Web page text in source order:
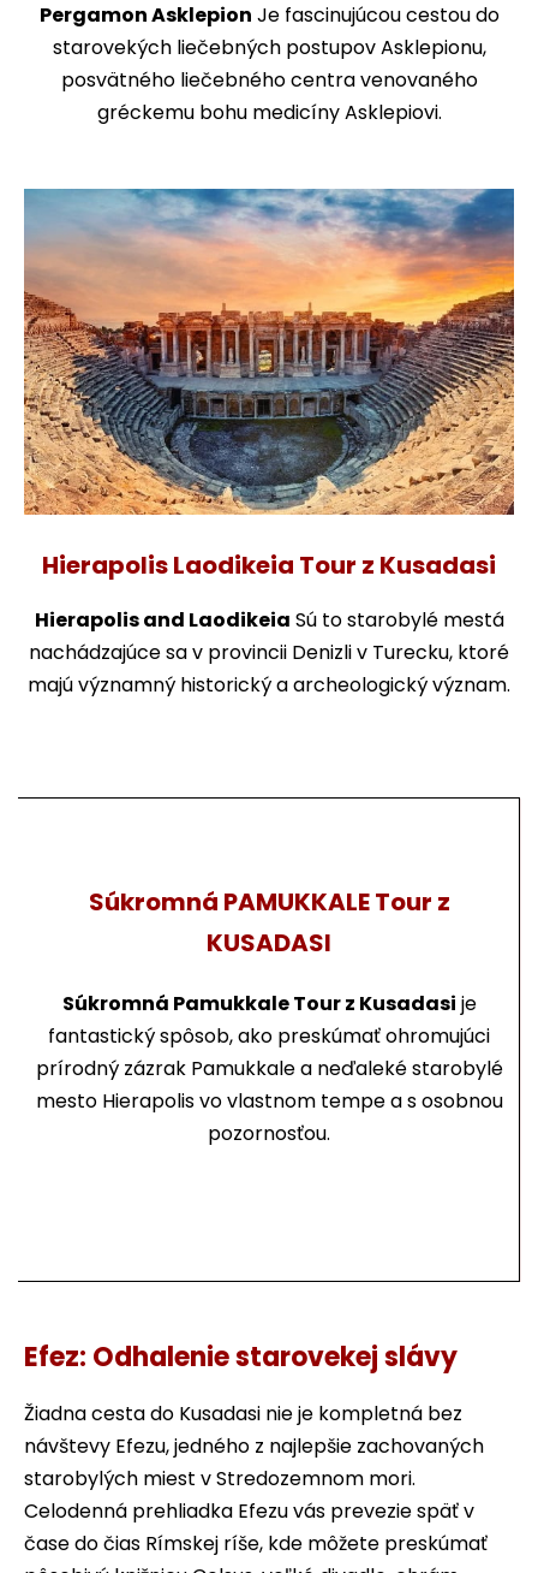
Pergamon Asklepion Je fascinujúcou cestou do
starovekých liečebných postupov Asklepionu,
posvätného liečebného centra venovaného
gréckemu bohu medicíny Asklepiovi.
Hierapolis Laodikeia Tour z Kusadasi
Hierapolis and Laodikeia Sú to starobylé mestá
nachádzajúce sa v provincii Denizli v Turecku, ktoré
majú významný historický a archeologický význam.
Súkromná PAMUKKALE Tour z
KUSADASI
Súkromná Pamukkale Tour z Kusadasi je
fantastický spôsob, ako preskúmať ohromujúci
prírodný zázrak Pamukkale a neďaleké starobylé
mesto Hierapolis vo vlastnom tempe a s osobnou
pozornosťou.
Efez: Odhalenie starovekej slávy
Žiadna cesta do Kusadasi nie je kompletná bez
návštevy Efezu, jedného z najlepšie zachovaných
starobylých miest v Stredozemnom mori.
Celodenná prehliadka Efezu vás prevezie späť v
čase do čias Rímskej ríše, kde môžete preskúmať